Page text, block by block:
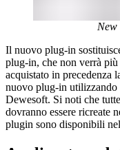
New
Il nuovo plug-in
plug-in, che non verrà
acquistato in precedenza
nuovo plug-in
Dewesoft. Si noti che
dovranno essere ricreate
plugin sono disponibili nel